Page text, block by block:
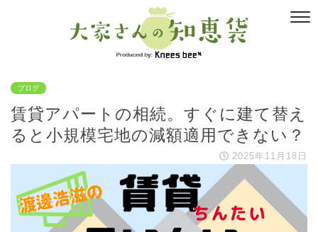
ブログ
賃貸アパートの相続。すぐに建て替え
ると小規模宅地の減額適用できない？
2025年11月18日